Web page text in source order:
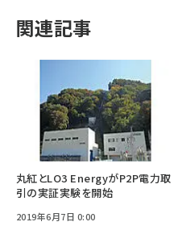
関連記事
丸紅とLO3 EnergyがP2P電力取
引の実証実験を開始
2019年6月7日 0:00